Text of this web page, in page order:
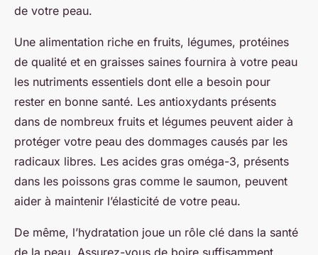
de votre peau.
Une alimentation riche en fruits, légumes, protéines
de qualité et en graisses saines fournira à votre peau
les nutriments essentiels dont elle a besoin pour
rester en bonne santé. Les antioxydants présents
dans de nombreux fruits et légumes peuvent aider à
protéger votre peau des dommages causés par les
radicaux libres. Les acides gras oméga-3, présents
dans les poissons gras comme le saumon, peuvent
aider à maintenir l’élasticité de votre peau.
De même, l’hydratation joue un rôle clé dans la santé